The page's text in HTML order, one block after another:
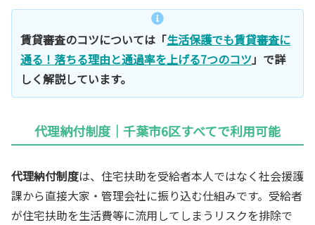
賃貸審査のコツについては「生活保護でも賃貸審査に
通る！落ちる理由と通過率を上げる7つのコツ 」で詳
しく解説しています。
代理納付制度｜千葉市6区すべてで利用可能
代理納付制度は、住宅扶助を受給者本人ではなく社会援護
課から直接大家・管理会社に振り込む仕組みです。受給者
が住宅扶助を生活費等に流用してしまうリスクを排除で